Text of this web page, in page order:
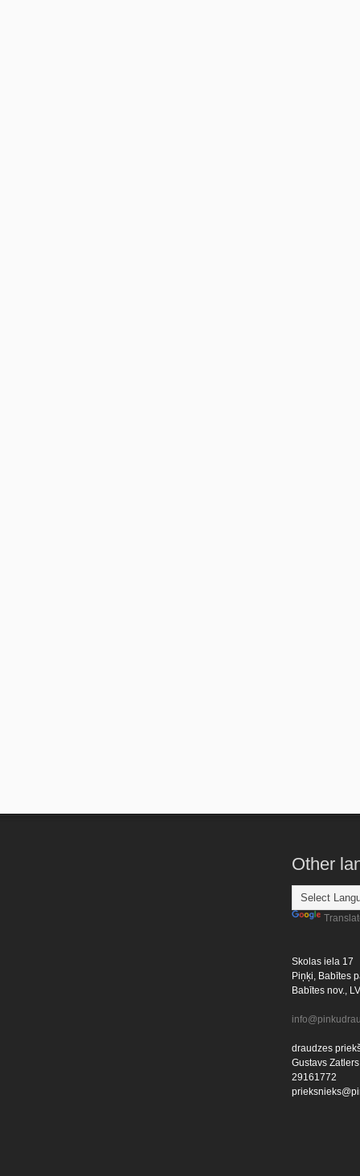
Other
Skolas iela 17
Piņķi, Babītes
Babītes nov.,
draudzes
Gustavs Zatlers
29161772